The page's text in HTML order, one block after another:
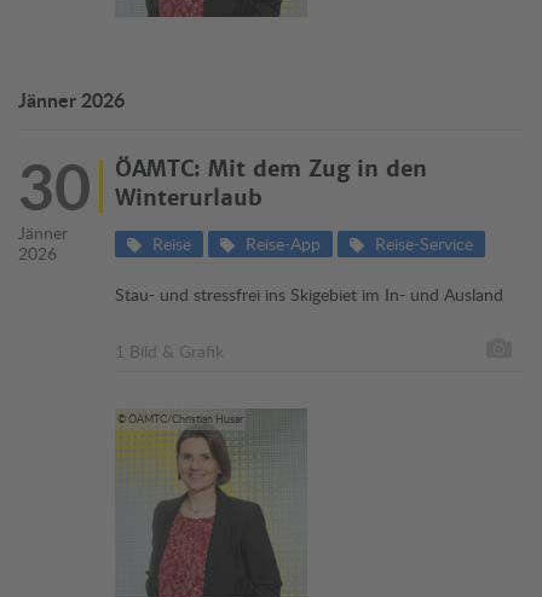
Jänner 2026
30
Jänner
2026
ÖAMTC: Mit dem Zug in den
Winterurlaub
Reise Reise-App Reise-Service
Stau- und stressfrei ins Skigebiet im In- und Ausland
1 Bild & Grafik
© ÖAMTC/Christian Husar